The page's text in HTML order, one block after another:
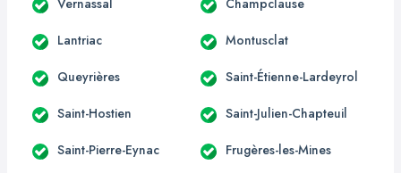
Lantriac Montusclat
Queyrières Saint-Étienne-Lardeyrol
Saint-Hostien Saint-Julien-Chapteuil
Saint-Pierre-Eynac Frugères-les-Mines